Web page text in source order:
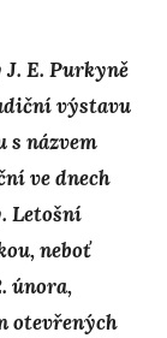
E. Purkyně
výstavu
názvem
ve dnech
Letošní
neboť
února,
otevřených